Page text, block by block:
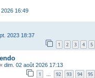
16:49
2023 18:37
1 2 3 4 5
« dim. 02 août 2026 17:13
1 … 92 93 94 95